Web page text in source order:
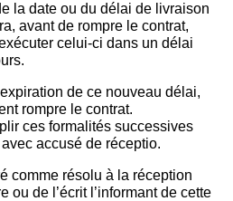
la date ou du délai de livraison
avant de rompre le contrat,
celui-ci dans un délai
de ce nouveau délai,
rompre le contrat.
ces formalités successives
accusé de réceptio.
comme résolu à la réception
ou de l’écrit l’informant de cette